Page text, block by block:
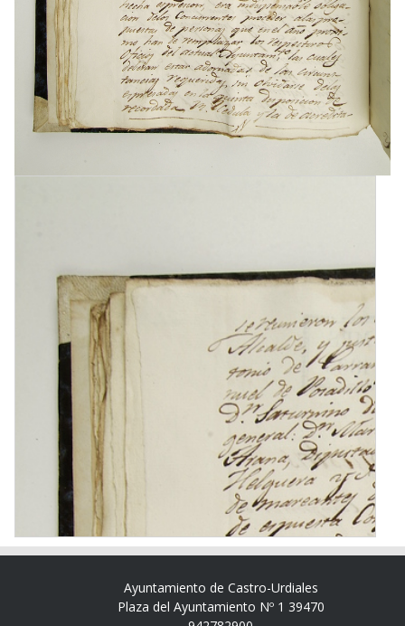
Ayuntamiento de Castro-Urdiales
Plaza del Ayuntamiento Nº 1 39470